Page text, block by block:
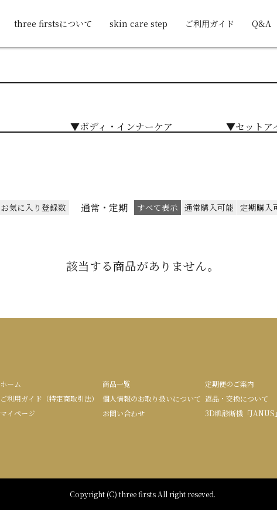
three firstsについて skin care step ご利用ガイド Q&A
▼ボディ・インナーケア ▼セットア
お気に入り登録数 通常・定期 すべて表示 通常購入可能 定期購入
該当する商品がありません。
ホーム 商品一覧 定期便のご案内
ご利用ガイド（特定商取引法）
個人情報のお取り扱いについて 返品・交換について
マイページ
お問い合わせ 3D肌診断機「JANUS」
Copyright (C) three firsts All right reseved.